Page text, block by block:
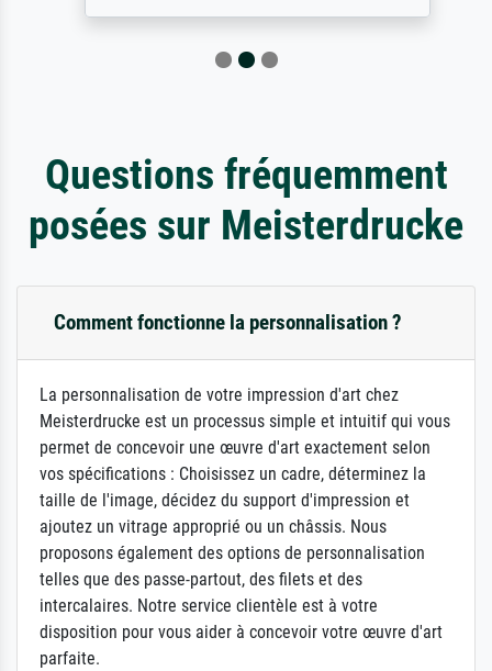
Questions fréquemment
posées sur Meisterdrucke
Comment fonctionne la personnalisation ?
La personnalisation de votre impression d'art chez
Meisterdrucke est un processus simple et intuitif qui vous
permet de concevoir une œuvre d'art exactement selon
vos spécifications : Choisissez un cadre, déterminez la
taille de l'image, décidez du support d'impression et
ajoutez un vitrage approprié ou un châssis. Nous
proposons également des options de personnalisation
telles que des passe-partout, des filets et des
intercalaires. Notre service clientèle est à votre
disposition pour vous aider à concevoir votre œuvre d'art
parfaite.